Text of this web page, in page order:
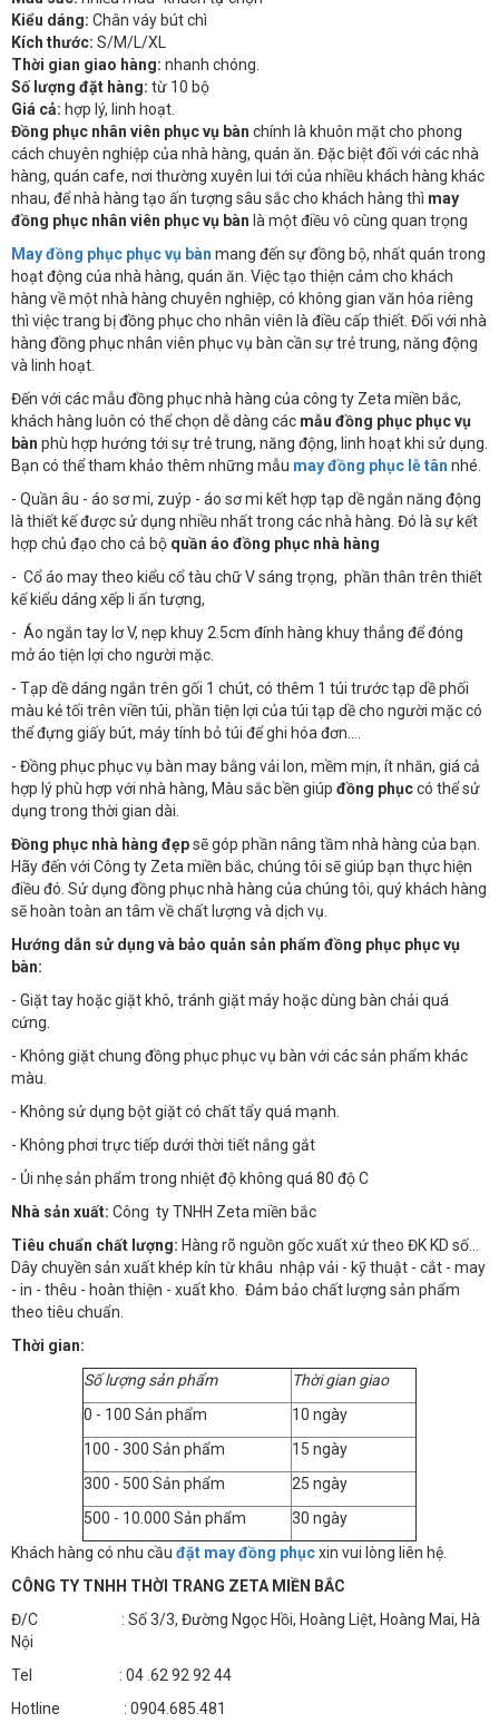
Kiểu dáng: Chân váy bút chì
Kích thước: S/M/L/XL
Thời gian giao hàng: nhanh chóng.
Số lượng đặt hàng: từ 10 bộ
Giá cả: hợp lý, linh hoạt.
Đồng phục nhân viên phục vụ bàn chính là khuôn mặt cho phong
cách chuyên nghiệp của nhà hàng, quán ăn. Đặc biệt đối với các nhà
hàng, quán cafe, nơi thường xuyên lui tới của nhiều khách hàng khác
nhau, để nhà hàng tạo ấn tượng sâu sắc cho khách hàng thì may
đồng phục nhân viên phục vụ bàn là một điều vô cùng quan trọng
May đồng phục phục vụ bàn mang đến sự đồng bộ, nhất quán trong
hoạt động của nhà hàng, quán ăn. Việc tạo thiện cảm cho khách
hàng về một nhà hàng chuyên nghiệp, có không gian văn hóa riêng
thì việc trang bị đồng phục cho nhân viên là điều cấp thiết. Đối với nhà
hàng đồng phục nhân viên phục vụ bàn cần sự trẻ trung, năng động
và linh hoạt.
Đến với các mẫu đồng phục nhà hàng của công ty Zeta miền bắc,
khách hàng luôn có thể chọn dễ dàng các mẫu đồng phục phục vụ
bàn phù hợp hướng tới sự trẻ trung, năng động, linh hoạt khi sử dụng.
Bạn có thể tham khảo thêm những mẫu may đồng phục lễ tân nhé.
- Quần âu - áo sơ mi, zuýp - áo sơ mi kết hợp tạp dề ngắn năng động
là thiết kế được sử dụng nhiều nhất trong các nhà hàng. Đó là sự kết
hợp chủ đạo cho cả bộ quần áo đồng phục nhà hàng
- Cổ áo may theo kiểu cổ tàu chữ V sáng trọng, phần thân trên thiết
kế kiểu dáng xếp li ấn tượng,
- Áo ngắn tay lơ V, nẹp khuy 2.5cm đính hàng khuy thẳng để đóng
mở áo tiện lợi cho người mặc.
- Tạp dề dáng ngắn trên gối 1 chút, có thêm 1 túi trước tạp dề phối
màu kẻ tối trên viền túi, phần tiện lợi của túi tạp dề cho người mặc có
thể đựng giấy bút, máy tính bỏ túi để ghi hóa đơn….
- Đồng phục phục vụ bàn may bằng vải lon, mềm mịn, ít nhăn, giá cả
hợp lý phù hợp với nhà hàng, Màu sắc bền giúp đồng phụccó thể sử
dụng trong thời gian dài.
Đồng phục nhà hàng đẹpsẽ góp phần nâng tầm nhà hàng của bạn.
Hãy đến với Công ty Zeta miền bắc, chúng tôi sẽ giúp bạn thực hiện
điều đó. Sử dụng đồng phục nhà hàng của chúng tôi, quý khách hàng
sẽ hoàn toàn an tâm về chất lượng và dịch vụ.
Hướng dẫn sử dụng và bảo quản sản phẩm đồng phục phục vụ
bàn:
- Giặt tay hoặc giặt khô, tránh giặt máy hoặc dùng bàn chải quá
cứng.
- Không giặt chung đồng phục phục vụ bàn với các sản phẩm khác
màu.
- Không sử dụng bột giặt có chất tẩy quá mạnh.
- Không phơi trực tiếp dưới thời tiết nắng gắt
- Ủi nhẹ sản phẩm trong nhiệt độ không quá 80 độ C
Nhà sản xuất: Công ty TNHH Zeta miền bắc
Tiêu chuẩn chất lượng: Hàng rõ nguồn gốc xuất xứ theo ĐK KD số…
Dây chuyền sản xuất khép kín từ khâu nhập vải - kỹ thuật - cắt - may
- in - thêu - hoàn thiện - xuất kho. Đảm bảo chất lượng sản phẩm
theo tiêu chuẩn.
Thời gian:
Số lượng sản phẩm
Thời gian giao
0 - 100 Sản phẩm
10 ngày
100 - 300 Sản phẩm
15 ngày
300 - 500 Sản phẩm
25 ngày
500 - 10.000 Sản phẩm
30 ngày
Khách hàng có nhu cầu đặt may đồng phụcxin vui lòng liên hệ.
CÔNG TY TNHH THỜI TRANG ZETA MIỀN BẮC
Đ/C : Số 3/3, Đường Ngọc Hồi, Hoàng Liệt, Hoàng Mai, Hà
Nội
Tel : 04 .62 92 92 44
Hotline : 0904.685.481